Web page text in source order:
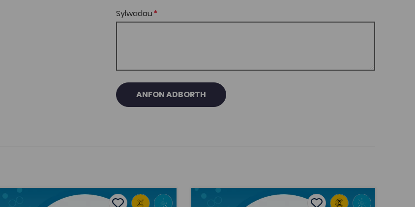
Sylwadau
ANFON ADBORTH
ac ysbïo: teithio arloesol Georges Dufaud o Nevers i Ferthyr Tudful ar ddechrau’r bedwaredd ganrif ar
'Cythryblus a thrychinebus’: Gwrthryfel y Pasg, 1916, a’r